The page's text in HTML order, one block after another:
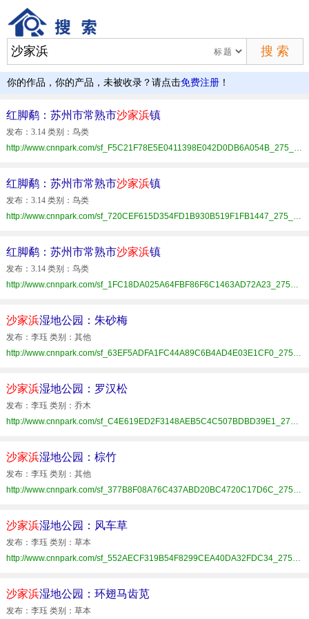
你的作品，你的产品，未被收录？请点击免费注册 ！
红脚鹬：苏州市常熟市沙家浜镇
发布：3.14 类别：鸟类
http://www.cnnpark.com/sf_F5C21F78E5E0411398E042D0DB6A054B_275_5964E510371.html
红脚鹬：苏州市常熟市沙家浜镇
发布：3.14 类别：鸟类
http://www.cnnpark.com/sf_720CEF615D354FD1B930B519F1FB1447_275_5964E510371.html
红脚鹬：苏州市常熟市沙家浜镇
发布：3.14 类别：鸟类
http://www.cnnpark.com/sf_1FC18DA025A64FBF86F6C1463AD72A23_275_5964E510371.html
沙家浜湿地公园：朱砂梅
发布：李珏 类别：其他
http://www.cnnpark.com/sf_63EF5ADFA1FC44A89C6B4AD4E03E1CF0_275_88CDC4D6875.html
沙家浜湿地公园：罗汉松
发布：李珏 类别：乔木
http://www.cnnpark.com/sf_C4E619ED2F3148AEB5C4C507BDBD39E1_275_88CDC4D6875.html
沙家浜湿地公园：棕竹
发布：李珏 类别：其他
http://www.cnnpark.com/sf_377B8F08A76C437ABD20BC4720C17D6C_275_88CDC4D6875.html
沙家浜湿地公园：风车草
发布：李珏 类别：草本
http://www.cnnpark.com/sf_552AECF319B54F8299CEA40DA32FDC34_275_88CDC4D6875.html
沙家浜湿地公园：环翅马齿苋
发布：李珏 类别：草本